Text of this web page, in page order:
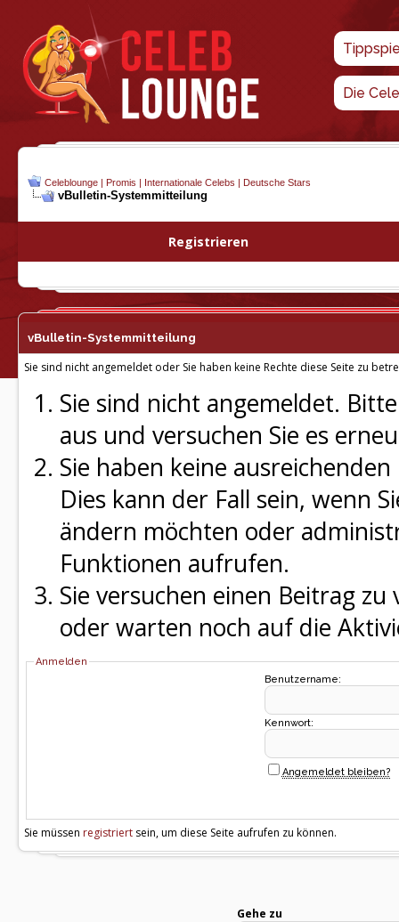
Die
Celeblounge | Promis | Internationale Celebs | Deutsche Stars
vBulletin-Systemmitteilung
Registrieren
vBulletin-Systemmitteilung
Sie sind nicht angemeldet oder Sie haben keine Rechte diese Seite zu
Sie sind nicht angemeldet.
aus und versuchen Sie es
Sie haben keine
Dies kann der Fall sein, wenn
ändern möchten oder
Funktionen aufrufen.
Sie versuchen einen Beitrag
oder warten noch auf die
Anmelden
Benutzername:
Kennwort:
Angemeldet bleiben?
Sie müssen registriert sein, um diese Seite aufrufen zu können.
Gehe zu